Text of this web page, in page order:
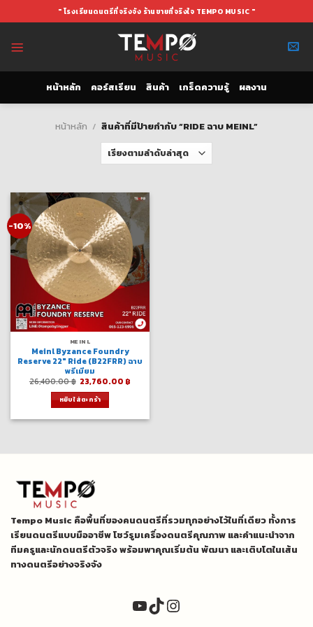
to
" โรงเรียนดนตรีที่จริงจัง ร้านขายที่จริงใจ TEMPO MUSIC "
หน้าหลัก คอร์สเรียน สินค้า เกร็ดความรู้ ผลงาน
หน้าหลัก / สินค้าที่มีป้ายกำกับ “RIDE ฉาบ MEINL”
-10%
MEINL
Meinl Byzance Foundry
Reserve 22″ Ride (B22FRR) ฉาบ
พรีเมียม
26,400.00฿ Original
price
was:
26,400.00 ฿.
23,760.00 ฿
หยิบใส่ตะกร้า
Tempo Music คือพื้นที่ของคนดนตรีที่รวมทุกอย่างไว้ในที่เดียว ทั้งการ
เรียนดนตรีแบบมืออาชีพ โชว์รูมเครื่องดนตรีคุณภาพ และคำแนะนำจาก
ทีมครูและนักดนตรีตัวจริง พร้อมพาคุณเริ่มต้น พัฒนา และเติบโตในเส้น
ทางดนตรีอย่างจริงจัง
YouTube
TikTok
Instagram